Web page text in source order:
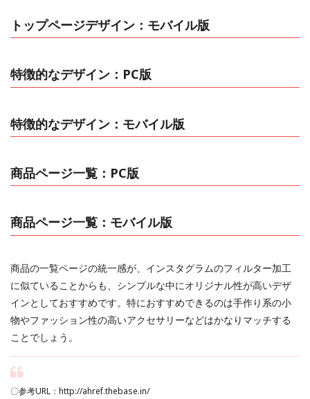
トップページデザイン：モバイル版
特徴的なデザイン：PC版
特徴的なデザイン：モバイル版
商品ページ一覧：PC版
商品ページ一覧：モバイル版
商品の一覧ページの統一感が、インスタグラムのフィルター加工
に似ていることからも、シンプルな中にオリジナル性が高いデザ
インとしておすすめです。特におすすめできるのは手作り系の小
物やファッション性の高いアクセサリーなどはかなりマッチする
ことでしょう。
〇参考URL： http://ahref.thebase.in/